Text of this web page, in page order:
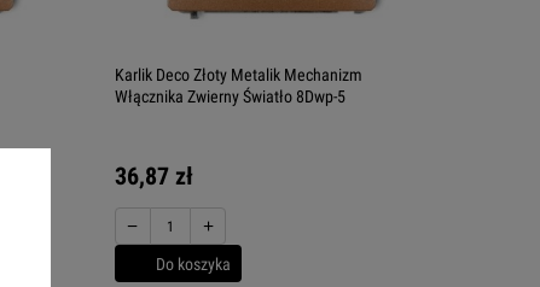
Karlik Deco Złoty Metalik Mechanizm
Włącznika Zwierny Światło 8Dwp-5
36,87 zł
− +
Do koszyka